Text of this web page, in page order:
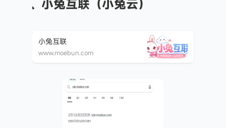
一、小兔互联（小兔云）
小兔互联
www.moebun.com